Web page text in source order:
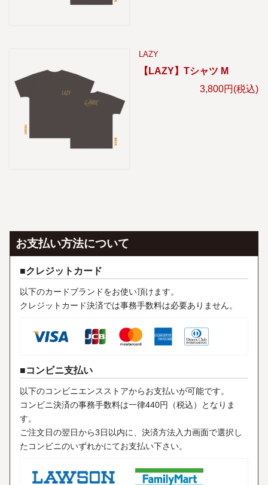
LAZY
【LAZY】Tシャツ M
3,800円(税込)
お支払い方法について
クレジットカード
以下のカードブランドをお使い頂けます。
クレジットカード決済では事務手数料は必要ありません。
コンビニ支払い
以下のコンビニエンスストアからお支払いが可能です。
コンビニ決済の事務手数料は一律440円（税込）となりま
す。
ご注文日の翌日から3日以内に、決済方法入力画面で選択し
たコンビニのいずれかにてお支払い下さい。